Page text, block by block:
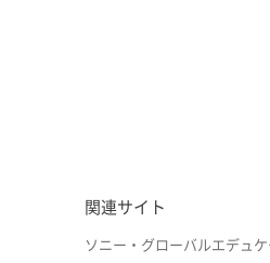
関連サイト
ソニー・グローバルエデュ